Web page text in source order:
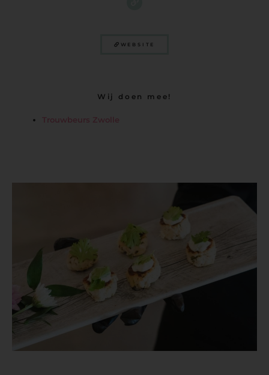
WEBSITE
Wij doen mee!
Trouwbeurs Zwolle